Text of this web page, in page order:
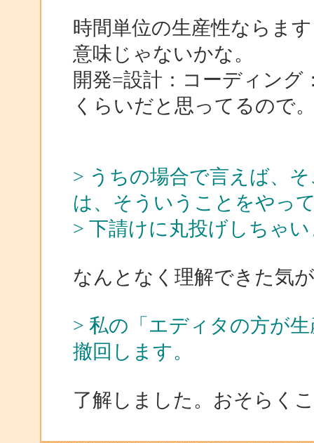
時間単位の生産性ならま
意味じゃないかな。
開発=設計：コーディング
くらいだと思ってるので
> うちの場合で言えば、
は、そういうことをやっ
> 下請けに丸投げしちゃ
なんとなく理解できた気
> 私の「エディタの方が
撤回します。
了解しました。おそらく